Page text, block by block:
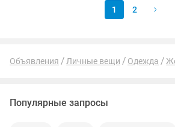
1 2
Объявления Личные вещи Одежда
Популярные запросы